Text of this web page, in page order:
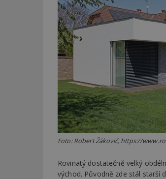
Foto: Robert Žákovič, https://
Rovinatý dostatečně velký
východ. Původně zde stál starší